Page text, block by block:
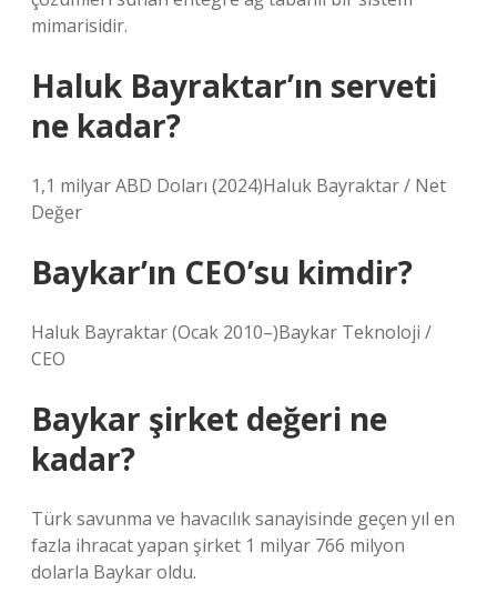
mimarisidir.
Haluk Bayraktar’ın serveti
ne kadar?
1,1 milyar ABD Doları (2024)Haluk Bayraktar / Net
Değer
Baykar’ın CEO’su kimdir?
Haluk Bayraktar (Ocak 2010–)Baykar Teknoloji /
CEO
Baykar şirket değeri ne
kadar?
Türk savunma ve havacılık sanayisinde geçen yıl en
fazla ihracat yapan şirket 1 milyar 766 milyon
dolarla Baykar oldu.